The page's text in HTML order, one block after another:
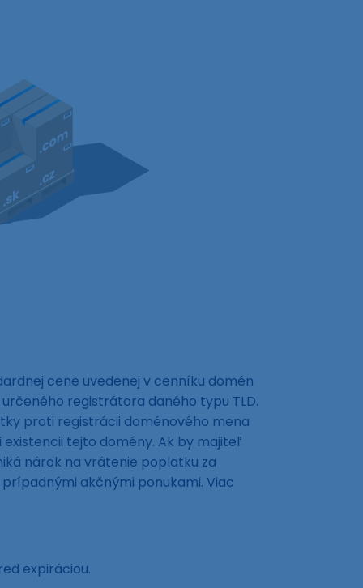
cene uvedenej v cenníku domén
registrátora daného typu TLD.
proti registrácii doménového mena
tejto domény. Ak by majiteľ
nárok na vrátenie poplatku za
akčnými ponukami. Viac
expiráciou.